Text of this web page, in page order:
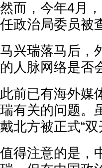
然而，今年4月
任政治局委员被
马兴瑞落马后，
的人脉网络是否
此前已有海外媒
瑞有关的问题。
戴北方被正式“
值得注意的是，